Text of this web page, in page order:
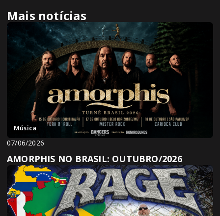
Mais notícias
Música
07/06/2026
AMORPHIS NO BRASIL: OUTUBRO/2026